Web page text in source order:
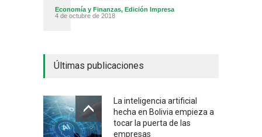
Economía y Finanzas, Edición Impresa
4 de octubre de 2018
Últimas publicaciones
La inteligencia artificial
hecha en Bolivia empieza a
tocar la puerta de las
empresas